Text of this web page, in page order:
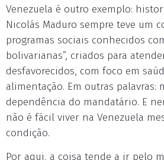
Venezuela é outro exemplo:
Nicolás Maduro sempre teve um
programas sociais conhecidos
bolivarianas”, criados para
desfavorecidos, com foco em
alimentação. Em outras palavras:
dependência do mandatário. E
não é fácil viver na Venezuela
condição.
Por aqui, a coisa tende a ir pelo